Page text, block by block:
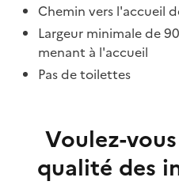
Chemin vers l'accueil
Largeur minimale de
menant à l'accueil
Pas de toilettes
Voulez-
qualité des